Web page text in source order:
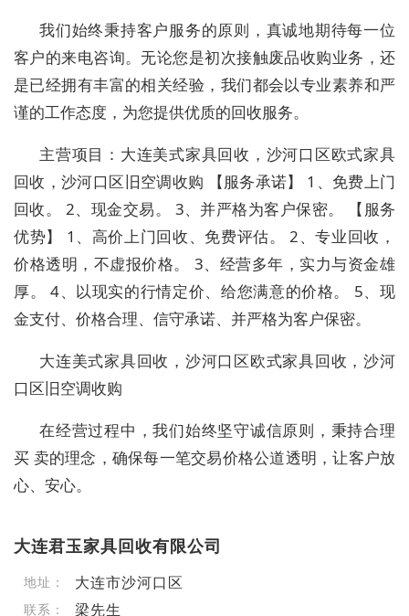
我们始终秉持客户服务的原则，真诚地期待每一位
客户的来电咨询。无论您是初次接触废品收购业务，还
是已经拥有丰富的相关经验，我们都会以专业素养和严
谨的工作态度，为您提供优质的回收服务。
主营项目：大连美式家具回收，沙河口区欧式家具
回收，沙河口区旧空调收购 【服务承诺】 1、免费上门
回收。 2、现金交易。 3、并严格为客户保密。 【服务
优势】 1、高价上门回收、免费评估。 2、专业回收，
价格透明，不虚报价格。 3、经营多年，实力与资金雄
厚。 4、以现实的行情定价、给您满意的价格。 5、现
金支付、价格合理、信守承诺、并严格为客户保密。
大连美式家具回收，沙河口区欧式家具回收，沙河
口区旧空调收购
在经营过程中，我们始终坚守诚信原则，秉持合理
买 卖的理念，确保每一笔交易价格公道透明，让客户放
心、安心。
大连君玉家具回收有限公司
地址： 大连市沙河口区
联系： 梁先生